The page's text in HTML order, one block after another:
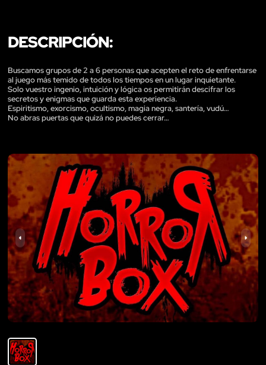
DESCRIPCIÓN:
Buscamos grupos de 2 a 6 personas que acepten el reto de enfrentarse
al juego más temido de todos los tiempos en un lugar inquietante.
Solo vuestro ingenio, intuición y lógica os permitirán descifrar los
secretos y enigmas que guarda esta experiencia.
Espiritismo, exorcismo, ocultismo, magia negra, santería, vudú…
No abras puertas que quizá no puedes cerrar…